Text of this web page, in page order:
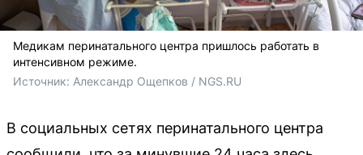
Медикам перинатального центра пришлось работать в
интенсивном режиме.
Источник: Александр Ощепков / NGS.RU
В социальных сетях перинатального центра